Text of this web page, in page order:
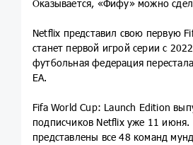
Оказывается, «Фифу» можно
Netflix представил свою первую
станет первой игрой серии с
футбольная федерация
EA.
Fifa World Cup: Launch Edition
подписчиков Netflix уже 11 июня.
представлены все 48 команд